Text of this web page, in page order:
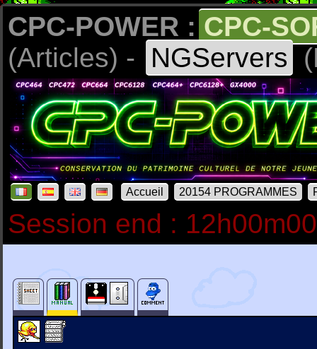
CPC-POWER : CPC-
(Articles) -
NGServers
Accueil 20154 PROGRAMMES
Session end :